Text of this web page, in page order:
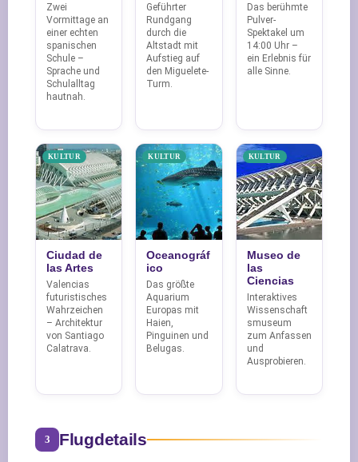
Zwei
Vormittage an
einer echten
spanischen
Schule –
Sprache und
Schulalltag
hautnah.
Geführter
Rundgang
durch die
Altstadt mit
Aufstieg auf
den Miguelete-
Turm.
Das berühmte
Pulver-
Spektakel um
14:00 Uhr –
ein Erlebnis für
alle Sinne.
KULTUR
Ciudad de
las Artes
Valencias
futuristisches
Wahrzeichen
– Architektur
von Santiago
Calatrava.
KULTUR
Oceanográf
ico
Das größte
Aquarium
Europas mit
Haien,
Pinguinen und
Belugas.
KULTUR
Museo de
las
Ciencias
Interaktives
Wissenschaft
smuseum
zum Anfassen
und
Ausprobieren.
3 Flugdetails